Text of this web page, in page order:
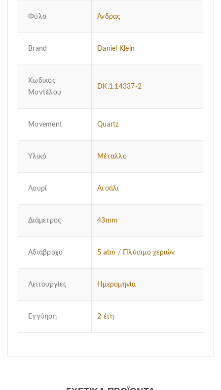
Φύλο Άνδρας
Brand Daniel Klein
Κωδικός
Μοντέλου
DK.1.14337-2
Μovement Quartz
Υλικό Μέταλλο
Λουρί Ατσάλι
Διάμετρος 43mm
Αδιάβροχο 5 atm / Πλύσιμο χεριών
Λειτουργίες Ημερομηνία
Εγγύηση 2 έτη